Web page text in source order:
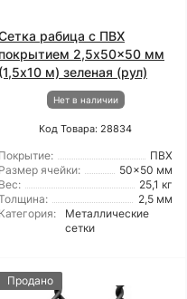
рабица с ПВХ
покрытием 2,5x50x50 мм
(1,5x10 м) зеленая (рул)
Нет в наличии
Код Товара: 28834
Покрытие:
ПВХ
Размер ячейки:
50x50 мм
Вес:
25,1 кг
2,5 мм
Категория:
Металлические
сетки
Продано